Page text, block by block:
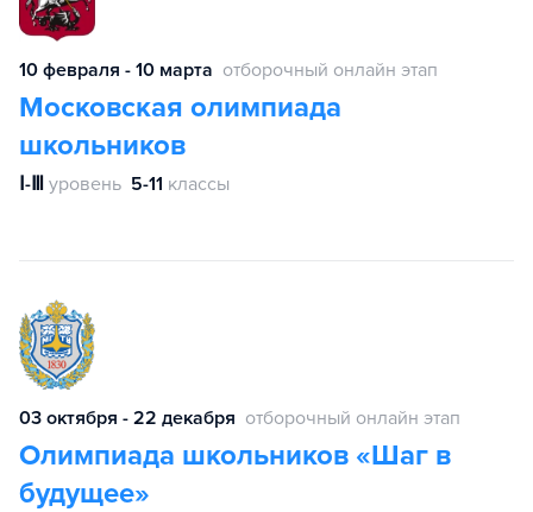
10 февраля - 10 марта отборочный онлайн этап
Московская олимпиада
школьников
Ⅰ-Ⅲ уровень 5-11 классы
03 октября - 22 декабря отборочный онлайн этап
Олимпиада школьников «Шаг в
будущее»